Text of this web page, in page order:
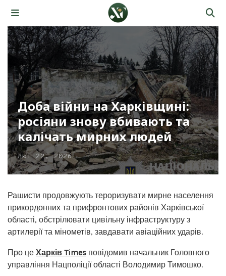
Доба війни на Харківщині:
росіяни знову вбивають та
калічать мирних людей
Лют 22, 2026
Рашисти продовжують тероризувати мирне населення
прикордонних та прифронтових районів Харківської
області, обстрілювати цивільну інфраструктуру з
артилерії та мінометів, завдавати авіаційних ударів.
Про це Харків Times повідомив начальник Головного
управління Нацполіції області Володимир Тимошко.